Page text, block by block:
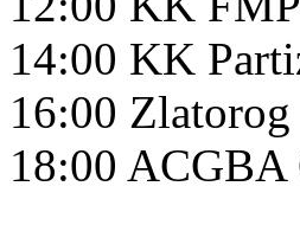
14:00 KK
16:00
18:00 ACGBA